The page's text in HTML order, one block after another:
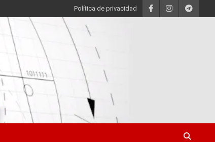
Política de privacidad